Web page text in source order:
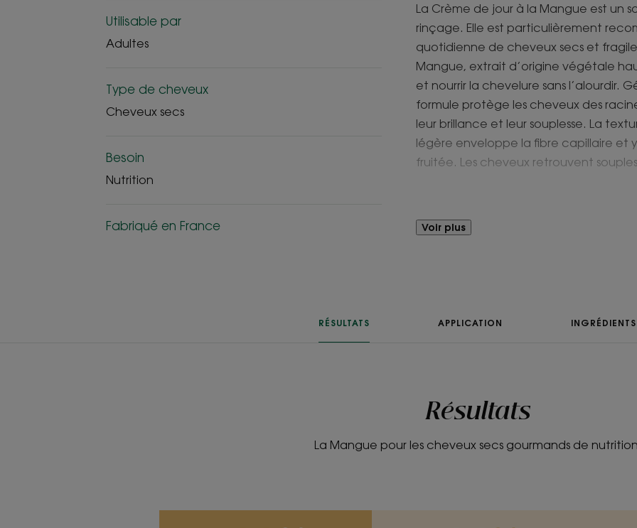
Utilisable par
Adultes
Type de cheveux
Cheveux secs
Besoin
Nutrition
Fabriqué en France
La Crème de jour à la Mangue est un
rinçage. Elle est particulièrement
quotidienne de cheveux secs et
Mangue, extrait d’origine végétale
et nourrir la chevelure sans l’alourdir.
formule protège les cheveux des
leur brillance et leur souplesse. La
légère enveloppe la fibre capillaire et
fruitée. Les cheveux retrouvent
Une formule 97% d'ingrédients
• Nourrissante : l’actif de beurre de
souplesse et soyeux, ils sont visiblement
Voir plus
RÉSULTATS APPLICATION INGRÉDIENTS
Résultats
La Mangue pour les cheveux secs gourmands de